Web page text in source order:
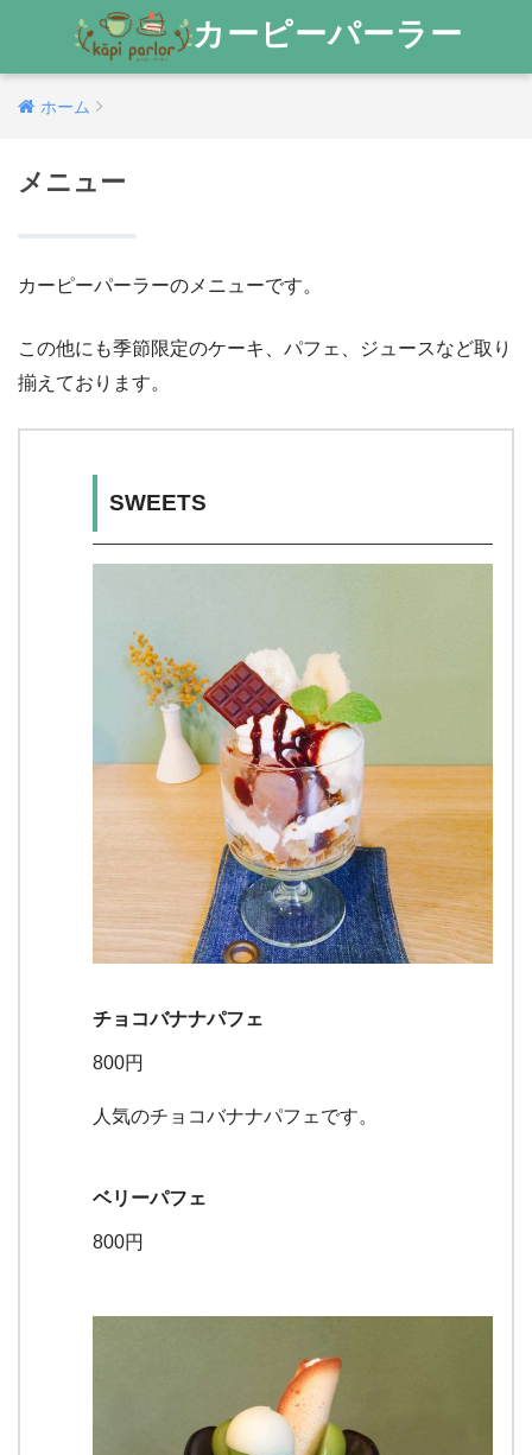
カーピーパーラー
ホーム
メニュー
カーピーパーラーのメニューです。
この他にも季節限定のケーキ、パフェ、ジュースなど取り
揃えております。
SWEETS
チョコバナナパフェ
800円
人気のチョコバナナパフェです。
ベリーパフェ
800円